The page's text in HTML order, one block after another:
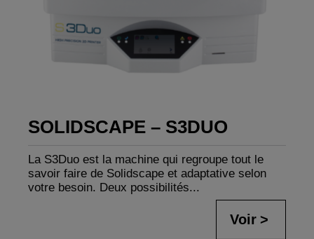
SOLIDSCAPE – S3DUO
La S3Duo est la machine qui regroupe tout le
savoir faire de Solidscape et adaptative selon
votre besoin. Deux possibilités...
Voir